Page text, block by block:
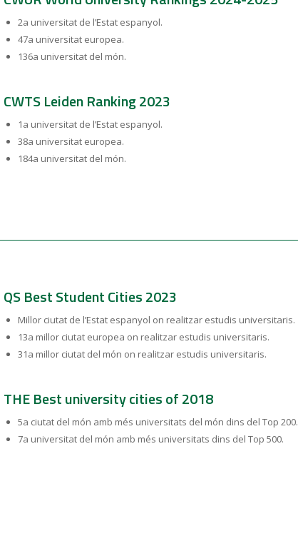
2a universitat de l’Estat espanyol.
47a universitat europea.
136a universitat del món.
CWTS Leiden Ranking 2023
1a universitat de l’Estat espanyol.
38a universitat europea.
184a universitat del món.
QS Best Student Cities 2023
Millor ciutat de l’Estat espanyol on realitzar estudis universitaris.
13a millor ciutat europea on realitzar estudis universitaris.
31a millor ciutat del món on realitzar estudis universitaris.
THE Best university cities of 2018
5a ciutat del món amb més universitats del món dins del Top 200.
7a universitat del món amb més universitats dins del Top 500.